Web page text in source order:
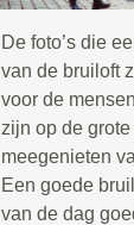
De foto’s die
van de bruiloft
voor de
zijn op de
meegenieten
Een goede
van de dag